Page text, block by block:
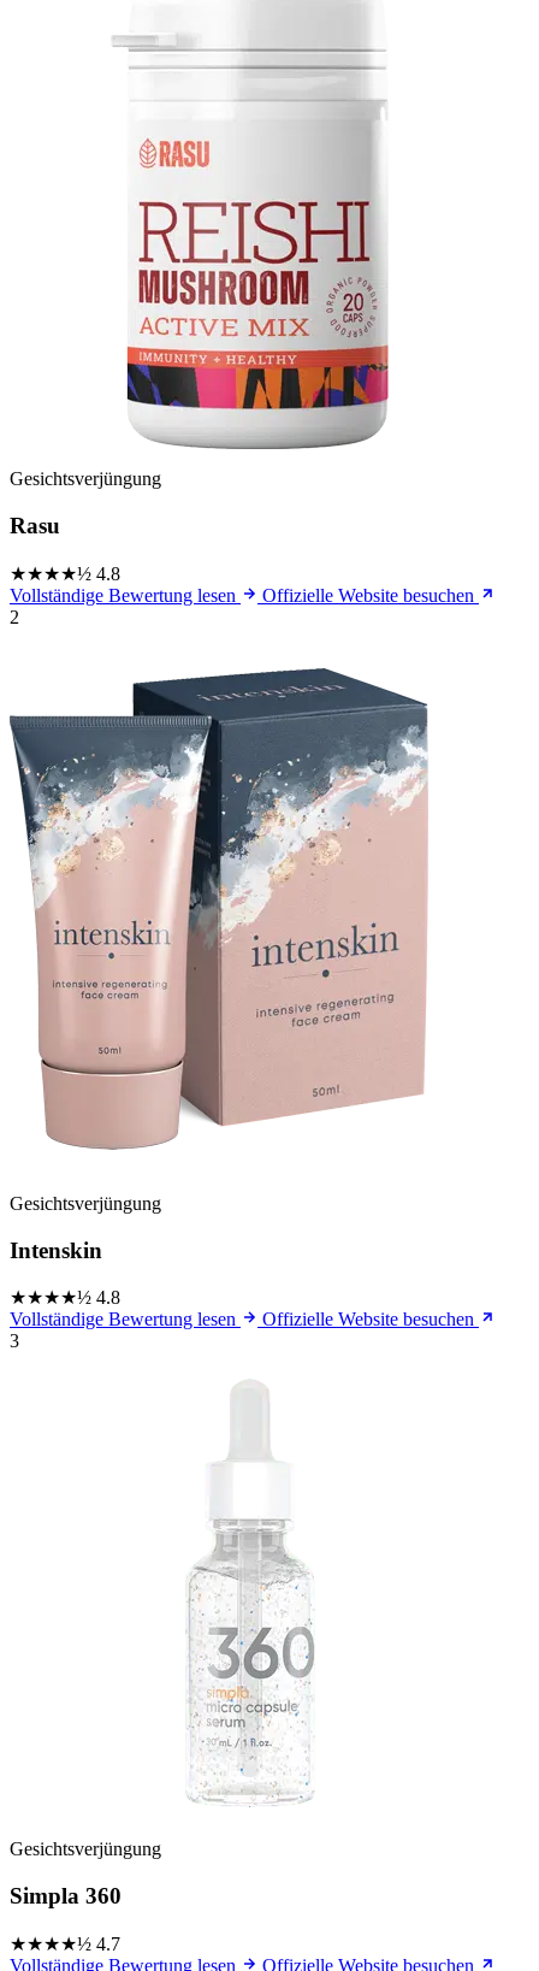
Gesichtsverjüngung
Rasu
★★★★½ 4.8
Vollständige Bewertung lesen
Offizielle Website besuchen
2
Gesichtsverjüngung
Intenskin
★★★★½ 4.8
Vollständige Bewertung lesen
Offizielle Website besuchen
3
Gesichtsverjüngung
Simpla 360
★★★★½ 4.7
Vollständige Bewertung lesen
Offizielle Website besuchen